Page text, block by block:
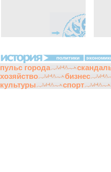
политики
пульс города
хозяйство
бизнес
культуры
спорт